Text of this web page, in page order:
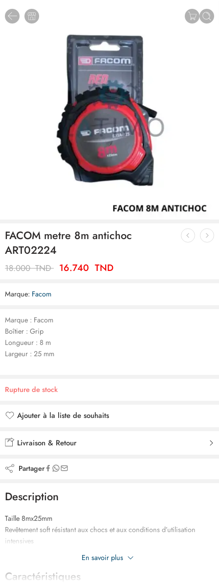
FACOM metre 8m antichoc
ART02224
18.000TND 16.740 TND
Marque: Facom
Marque : Facom
Boîtier : Grip
Longueur : 8 m
Largeur : 25 mm
Rupture de stock
Ajouter à la liste de souhaits
Livraison & Retour
Partager
Description
Taille 8mx25mm
Revêtement soft résistant aux chocs et aux conditions d’utilisation
intensives
Ruban revêtement Mylar trés haute durabilité, mat anti-reflet
En savoir plus
Caractéristiques